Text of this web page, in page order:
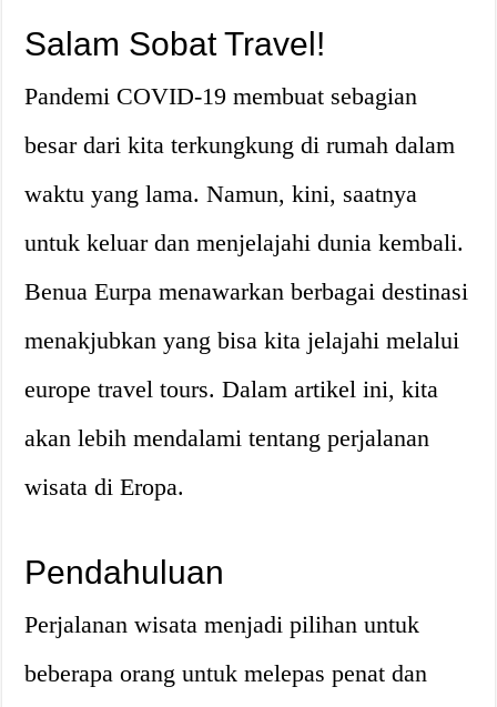
Salam Sobat Travel!
Pandemi COVID-19 membuat sebagian
besar dari kita terkungkung di rumah dalam
waktu yang lama. Namun, kini, saatnya
untuk keluar dan menjelajahi dunia kembali.
Benua Eurpa menawarkan berbagai destinasi
menakjubkan yang bisa kita jelajahi melalui
europe travel tours. Dalam artikel ini, kita
akan lebih mendalami tentang perjalanan
wisata di Eropa.
Pendahuluan
Perjalanan wisata menjadi pilihan untuk
beberapa orang untuk melepas penat dan